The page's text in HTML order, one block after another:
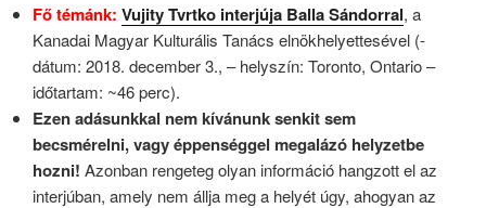
Fő témánk: Vujity Tvrtko interjúja Balla Sándorral, a
Kanadai Magyar Kulturális Tanács elnökhelyettesével (-
dátum: 2018. december 3., – helyszín: Toronto, Ontario –
időtartam: ~46 perc).
Ezen adásunkkal nem kívánunk senkit sem
becsmérelni, vagy éppenséggel megalázó helyzetbe
hozni! Azonban rengeteg olyan információ hangzott el az
interjúban, amely nem állja meg a helyét úgy, ahogyan az